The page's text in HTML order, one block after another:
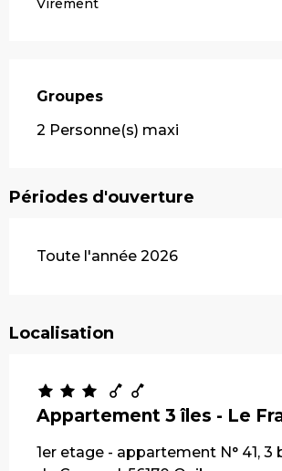
Groupes
Groupes
2 Personne(s) maxi
Périodes d'ouverture
Toute l'année 2026
Localisation
Appartement 3 îles - Le
1er etage - appartement N° 41, 3